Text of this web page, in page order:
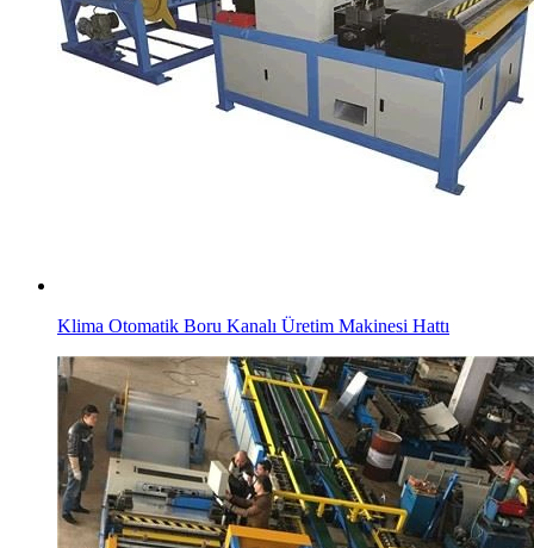
Klima Otomatik Boru Kanalı Üretim Makinesi Hattı